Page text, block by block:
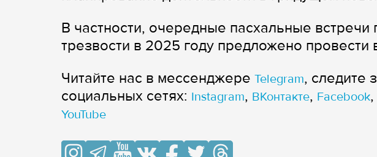
В частности, очередные пасхальные
трезвости в 2025 году предложено провести
Читайте нас в мессенджере Telegram, следите
cоциальных сетях: Instagram, ВКонтакте, Facebook,
YouTube